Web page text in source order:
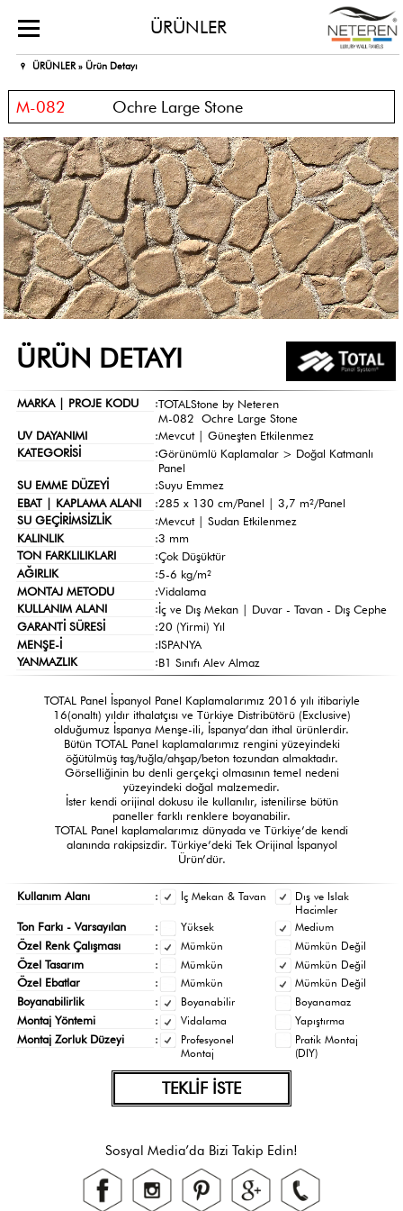
ÜRÜNLER
ÜRÜNLER » Ürün Detayı
M-082 Ochre Large Stone
ÜRÜN DETAYI
MARKA | PROJE KODU :TOTALStone by Neteren
M-082 Ochre Large Stone
UV DAYANIMI
:Mevcut | Güneşten Etkilenmez
KATEGORİSİ
:Görünümlü Kaplamalar > Doğal Katmanlı
Panel
SU EMME DÜZEYİ
:Suyu Emmez
EBAT | KAPLAMA ALANI
:285 x 130 cm/Panel | 3,7 m²/Panel
SU GEÇİRİMSİZLİK
:Mevcut | Sudan Etkilenmez
KALINLIK
:3 mm
TON FARKLILIKLARI
:Çok Düşüktür
AĞIRLIK
:5-6 kg/m²
MONTAJ METODU
:Vidalama
KULLANIM ALANI
:İç ve Dış Mekan | Duvar - Tavan - Dış Cephe
GARANTİ SÜRESİ
:20 (Yirmi) Yıl
MENŞE-İ
:ISPANYA
YANMAZLIK
:B1 Sınıfı Alev Almaz
TOTAL Panel İspanyol Panel Kaplamalarımız 2016 yılı itibariyle
16(onaltı) yıldır ithalatçısı ve Türkiye Distribütörü (Exclusive)
olduğumuz İspanya Menşe-ili, İspanya’dan ithal ürünlerdir.
Bütün TOTAL Panel kaplamalarımız rengini yüzeyindeki
öğütülmüş taş/tuğla/ahşap/beton tozundan almaktadır.
Görselliğinin bu denli gerçekçi olmasının temel nedeni
yüzeyindeki doğal malzemedir.
İster kendi orijinal dokusu ile kullanılır, istenilirse bütün
paneller farklı renklere boyanabilir.
TOTAL Panel kaplamalarımız dünyada ve Türkiye’de kendi
alanında rakipsizdir. Türkiye’deki Tek Orijinal İspanyol
Ürün’dür.
Kullanım Alanı : İç Mekan & Tavan
Dış ve Islak
Hacimler
Ton Farkı - Varsayılan : Yüksek Medium
Özel Renk Çalışması : Mümkün Mümkün Değil
Özel Tasarım : Mümkün Mümkün Değil
Özel Ebatlar : Mümkün Mümkün Değil
Boyanabilirlik : Boyanabilir Boyanamaz
Montaj Yöntemi : Vidalama Yapıştırma
Montaj Zorluk Düzeyi :
Profesyonel
Montaj
Pratik Montaj
(DIY)
TEKLİF İSTE
Sosyal Media’da Bizi Takip Edin!